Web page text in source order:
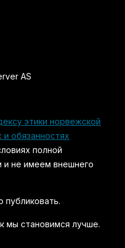
AS
этики норвежской
и обязанностях
полной
и не имеем внешнего
мы становимся лучше.